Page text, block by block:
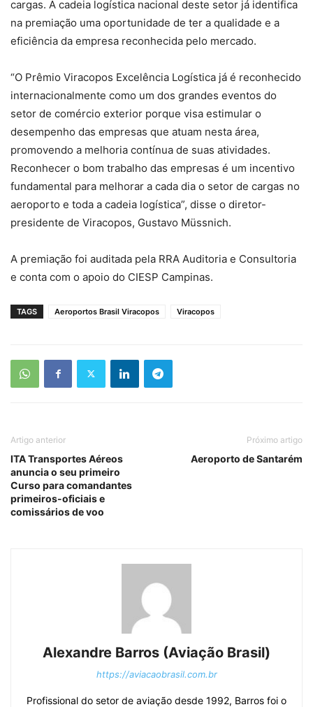
cargas. A cadeia logística nacional deste setor já identifica
na premiação uma oportunidade de ter a qualidade e a
eficiência da empresa reconhecida pelo mercado.
“O Prêmio Viracopos Excelência Logística já é reconhecido
internacionalmente como um dos grandes eventos do
setor de comércio exterior porque visa estimular o
desempenho das empresas que atuam nesta área,
promovendo a melhoria contínua de suas atividades.
Reconhecer o bom trabalho das empresas é um incentivo
fundamental para melhorar a cada dia o setor de cargas no
aeroporto e toda a cadeia logística”, disse o diretor-
presidente de Viracopos, Gustavo Müssnich.
A premiação foi auditada pela RRA Auditoria e Consultoria
e conta com o apoio do CIESP Campinas.
TAGS Aeroportos Brasil Viracopos Viracopos
Artigo anterior
ITA Transportes Aéreos
anuncia o seu primeiro
Curso para comandantes
primeiros-oficiais e
comissários de voo
Próximo artigo
Aeroporto de Santarém
Alexandre Barros (Aviação Brasil)
https://aviacaobrasil.com.br
Profissional do setor de aviação desde 1992, Barros foi o